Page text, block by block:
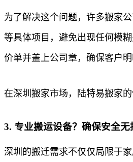
为了解决这个问题，许多搬家
等具体项目，避免出现任何模
价单并盖上公司章，确保客户明
在深圳搬家市场，陆特易搬家
3. 专业搬运设备？确保安全无
深圳的搬迁需求不仅仅局限于